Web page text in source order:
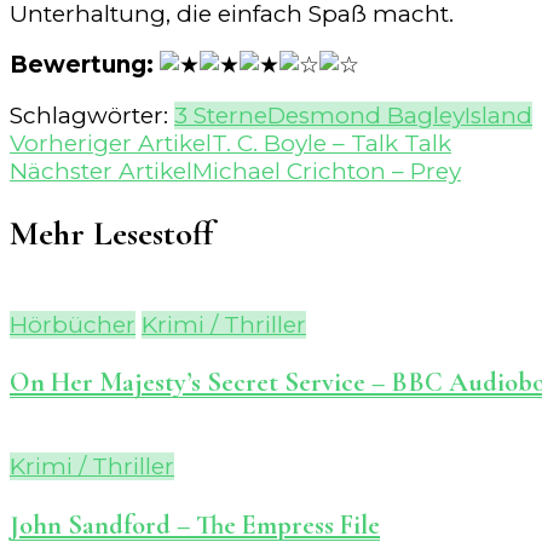
Unterhaltung, die einfach Spaß macht.
Bewertung:
Schlagwörter: 3 SterneDesmond BagleyIsland
Beitragsnavigation
Vorheriger ArtikelT. C. Boyle – Talk Talk
Nächster ArtikelMichael Crichton – Prey
Mehr Lesestoff
Hörbücher Krimi / Thriller
On Her Majesty’s Secret Service – BBC
Krimi / Thriller
John Sandford – The Empress File